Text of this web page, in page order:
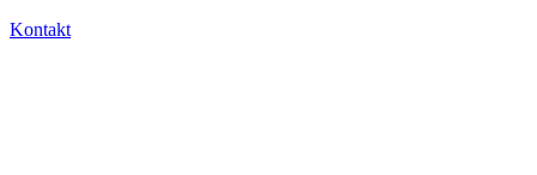
Kontakt